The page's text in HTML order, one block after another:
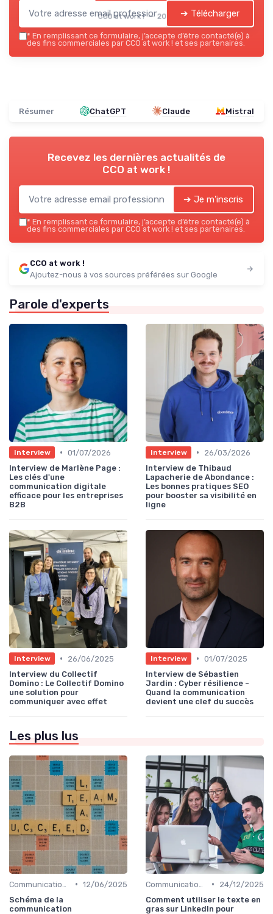
CCO at work ! — 2026 ➔ Télécharger
* En remplissant ce formulaire, j’accepte d’être contacté(e) à
des fins commerciales par CCO at work ! et ses partenaires.
Résumer ChatGPT Claude Mistral
Recevez les dernières actualités de
CCO at work !
➔ Je m'inscris
* En remplissant ce formulaire, j’accepte d’être contacté(e) à
des fins commerciales par CCO at work ! et ses partenaires.
CCO at work !
Ajoutez-nous à vos sources préférées sur Google
Parole d'experts
Interview • 01/07/2026
Interview de Marlène Page :
Les clés d'une
communication digitale
efficace pour les entreprises
B2B
Interview •
26/03/2026
Interview de Thibaud
Lapacherie de Abondance :
Les bonnes pratiques SEO
pour booster sa visibilité en
ligne
Interview •
26/06/2025
Interview du Collectif
Domino : Le Collectif Domino
une solution pour
communiquer avec effet
Interview • 01/07/2025
Interview de Sébastien
Jardin : Cyber résilience -
Quand la communication
devient une clef du succès
Les plus lus
• 12/06/2025
Schéma de la
communication
•
24/12/2025
Comment utiliser le texte en
gras sur LinkedIn pour